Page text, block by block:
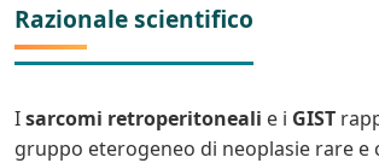
Razionale scientifico
Isarcomi retroperitoneali e i GIST
gruppo eterogeneo di neoplasie rare e